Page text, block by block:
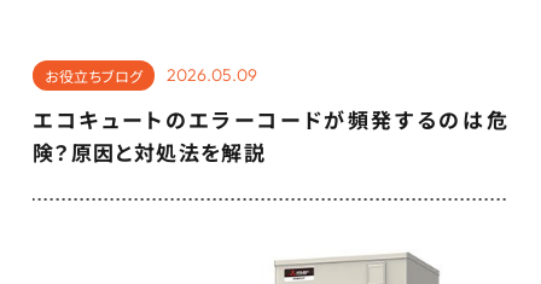
お役立ちブログ 2026.05.09
エコキュートのエラーコードが頻発するのは危
険？原因と対処法を解説